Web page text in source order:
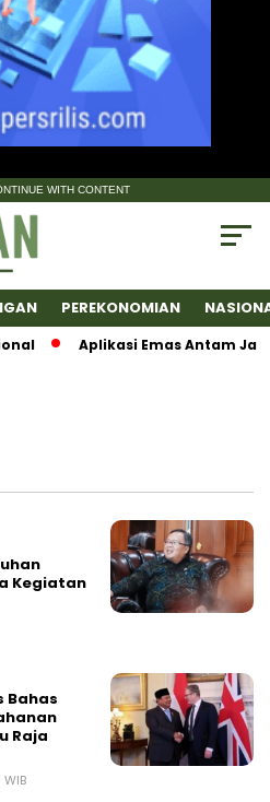
WITH CONTENT
PEREKONOMIAN
Aplikasi Emas Antam
Kegiatan
Bahas
Raja